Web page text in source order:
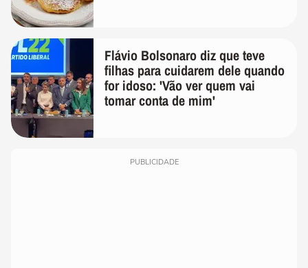
Flávio Bolsonaro diz que teve
filhas para cuidarem dele quando
for idoso: 'Vão ver quem vai
tomar conta de mim'
PUBLICIDADE